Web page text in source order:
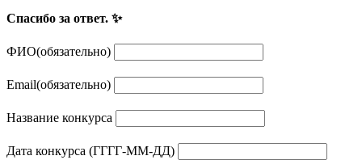
Спасибо за ответ. ✨
ФИО(обязательно)
Email(обязательно)
Название конкурса
Дата конкурса (ГГГГ-ММ-ДД)